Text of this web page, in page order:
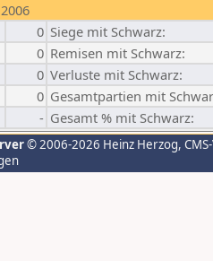
0 Siege mit Schwarz:
0 Remisen mit Schwarz:
0 Verluste mit Schwarz:
0 Gesamtpartien mit
- Gesamt % mit Schwarz:
© 2006-2026 Heinz Herzog,